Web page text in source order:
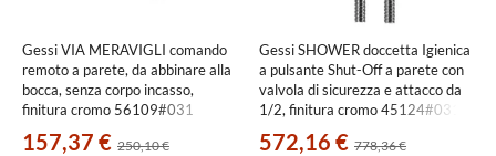
Gessi VIA MERAVIGLI comando
remoto a parete, da abbinare alla
bocca, senza corpo incasso,
finitura cromo 56109#031
157,37 € 250,10 €
Gessi SHOWER doccetta Igienica
a pulsante Shut-Off a parete con
valvola di sicurezza e attacco da
1/2, finitura cromo 45124#031
572,16 € 778,36 €